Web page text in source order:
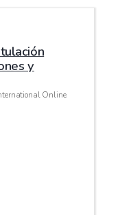
y
Online